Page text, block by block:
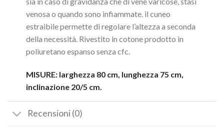
venosa o quando sono infiammate. il cuneo
estraibile permette di regolare l’altezza a seconda
della necessità. Rivestito in cotone prodotto in
poliuretano espanso senza cfc.
MISURE: larghezza 80 cm, lunghezza 75 cm,
inclinazione 20/5 cm.
Recensioni (0)